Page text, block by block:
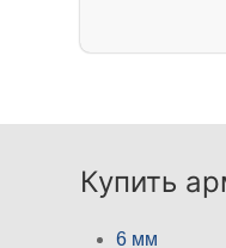
Купить
6 мм